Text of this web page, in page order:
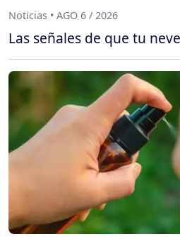
Noticias • AGO 6 / 2026
Las señales de que tu